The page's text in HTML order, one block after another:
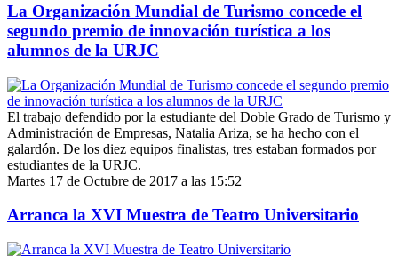
La Organización Mundial de Turismo concede el
segundo premio de innovación turística a los
alumnos de la URJC
El trabajo defendido por la estudiante del Doble Grado de Turismo y
Administración de Empresas, Natalia Ariza, se ha hecho con el
galardón. De los diez equipos finalistas, tres estaban formados por
estudiantes de la URJC.
Martes 17 de Octubre de 2017 a las 15:52
Arranca la XVI Muestra de Teatro Universitario